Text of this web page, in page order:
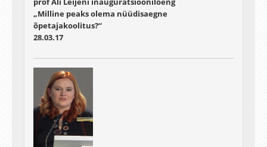
„Milline peaks olema nüüdisaegne
õpetajakoolitus?“
28.03.17